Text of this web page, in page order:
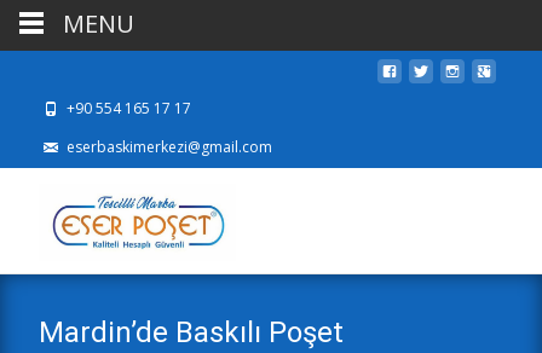
+90 554 165 17 17
eserbaskimerkezi@gmail.com
Mardin’de Baskılı Poşet
MENU